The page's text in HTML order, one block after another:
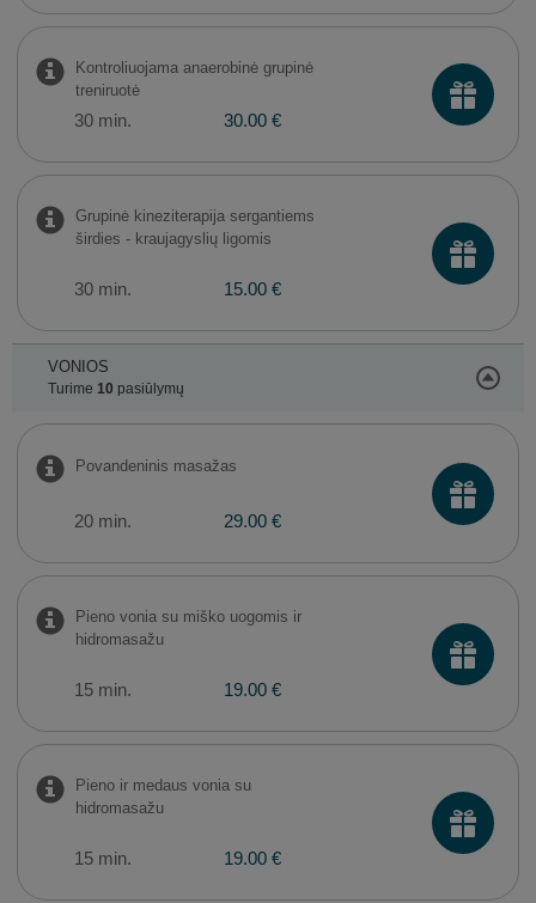
Kontroliuojama anaerobinė grupinė
treniruotė
30 min. 30.00 €
Grupinė kineziterapija sergantiems
širdies - kraujagyslių ligomis
30 min. 15.00 €
VONIOS
Turime 10 pasiūlymų
Povandeninis masažas
20 min. 29.00 €
Pieno vonia su miško uogomis ir
hidromasažu
15 min. 19.00 €
Pieno ir medaus vonia su
hidromasažu
15 min. 19.00 €